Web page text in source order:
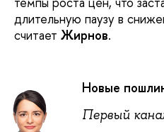
длительную паузу в
считает Жирнов.
Новые
Первый